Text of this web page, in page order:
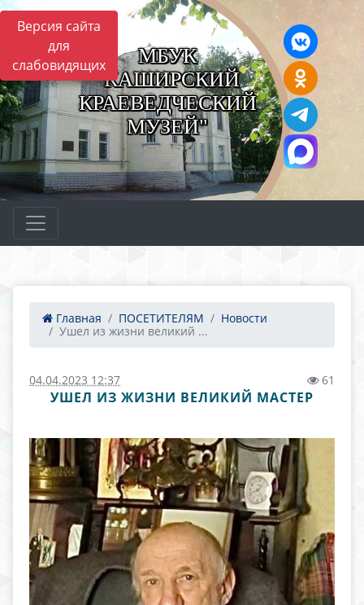
Версия сайта
для
слабовидящих
МБУК
"КАШИРСКИЙ
КРАЕВЕДЧЕСКИЙ
МУЗЕЙ"
Главная ПОСЕТИТЕЛЯМ
Новости
Ушел из жизни великий ...
04.04.2023 12:37 61
УШЕЛ ИЗ ЖИЗНИ ВЕЛИКИЙ МАСТЕР